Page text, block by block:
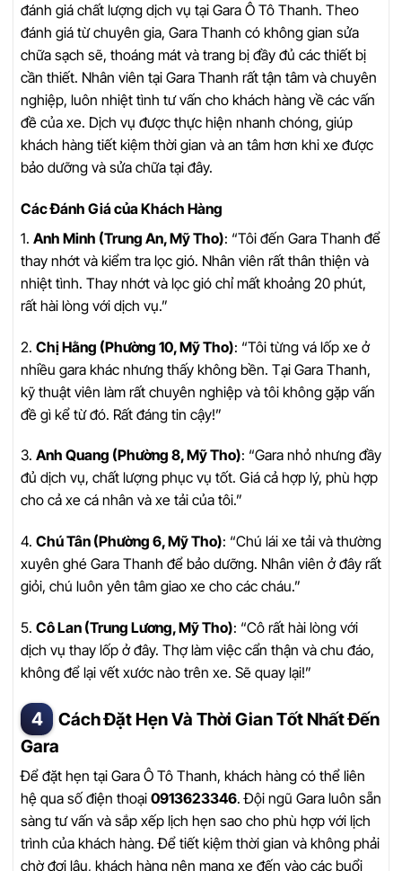
đánh giá chất lượng dịch vụ tại Gara Ô Tô Thanh. Theo
đánh giá từ chuyên gia, Gara Thanh có không gian sửa
chữa sạch sẽ, thoáng mát và trang bị đầy đủ các thiết bị
cần thiết. Nhân viên tại Gara Thanh rất tận tâm và chuyên
nghiệp, luôn nhiệt tình tư vấn cho khách hàng về các vấn
đề của xe. Dịch vụ được thực hiện nhanh chóng, giúp
khách hàng tiết kiệm thời gian và an tâm hơn khi xe được
bảo dưỡng và sửa chữa tại đây.
Các Đánh Giá của Khách Hàng
1. Anh Minh (Trung An, Mỹ Tho): “Tôi đến Gara Thanh để
thay nhớt và kiểm tra lọc gió. Nhân viên rất thân thiện và
nhiệt tình. Thay nhớt và lọc gió chỉ mất khoảng 20 phút,
rất hài lòng với dịch vụ.”
2. Chị Hằng (Phường 10, Mỹ Tho): “Tôi từng vá lốp xe ở
nhiều gara khác nhưng thấy không bền. Tại Gara Thanh,
kỹ thuật viên làm rất chuyên nghiệp và tôi không gặp vấn
đề gì kể từ đó. Rất đáng tin cậy!”
3. Anh Quang (Phường 8, Mỹ Tho): “Gara nhỏ nhưng đầy
đủ dịch vụ, chất lượng phục vụ tốt. Giá cả hợp lý, phù hợp
cho cả xe cá nhân và xe tải của tôi.”
4. Chú Tân (Phường 6, Mỹ Tho): “Chú lái xe tải và thường
xuyên ghé Gara Thanh để bảo dưỡng. Nhân viên ở đây rất
giỏi, chú luôn yên tâm giao xe cho các cháu.”
5. Cô Lan (Trung Lương, Mỹ Tho): “Cô rất hài lòng với
dịch vụ thay lốp ở đây. Thợ làm việc cẩn thận và chu đáo,
không để lại vết xước nào trên xe. Sẽ quay lại!”
Cách Đặt Hẹn Và Thời Gian Tốt Nhất Đến
Gara
Để đặt hẹn tại Gara Ô Tô Thanh, khách hàng có thể liên
hệ qua số điện thoại 0913623346. Đội ngũ Gara luôn sẵn
sàng tư vấn và sắp xếp lịch hẹn sao cho phù hợp với lịch
trình của khách hàng. Để tiết kiệm thời gian và không phải
chờ đợi lâu, khách hàng nên mang xe đến vào các buổi